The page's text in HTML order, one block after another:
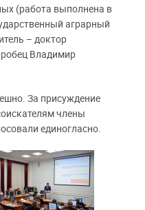
(работа выполнена в
аграрный
– доктор
Владимир
За присуждение
члены
единогласно.